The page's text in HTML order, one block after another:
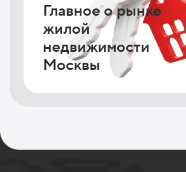
Главное о рынке
жилой
недвижимости
Москвы